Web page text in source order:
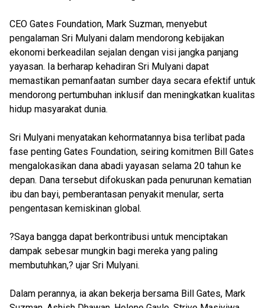
CEO Gates Foundation, Mark Suzman, menyebut
pengalaman Sri Mulyani dalam mendorong kebijakan
ekonomi berkeadilan sejalan dengan visi jangka panjang
yayasan. Ia berharap kehadiran Sri Mulyani dapat
memastikan pemanfaatan sumber daya secara efektif untuk
mendorong pertumbuhan inklusif dan meningkatkan kualitas
hidup masyarakat dunia.
Sri Mulyani menyatakan kehormatannya bisa terlibat pada
fase penting Gates Foundation, seiring komitmen Bill Gates
mengalokasikan dana abadi yayasan selama 20 tahun ke
depan. Dana tersebut difokuskan pada penurunan kematian
ibu dan bayi, pemberantasan penyakit menular, serta
pengentasan kemiskinan global.
?Saya bangga dapat berkontribusi untuk menciptakan
dampak sebesar mungkin bagi mereka yang paling
membutuhkan,? ujar Sri Mulyani.
Dalam perannya, ia akan bekerja bersama Bill Gates, Mark